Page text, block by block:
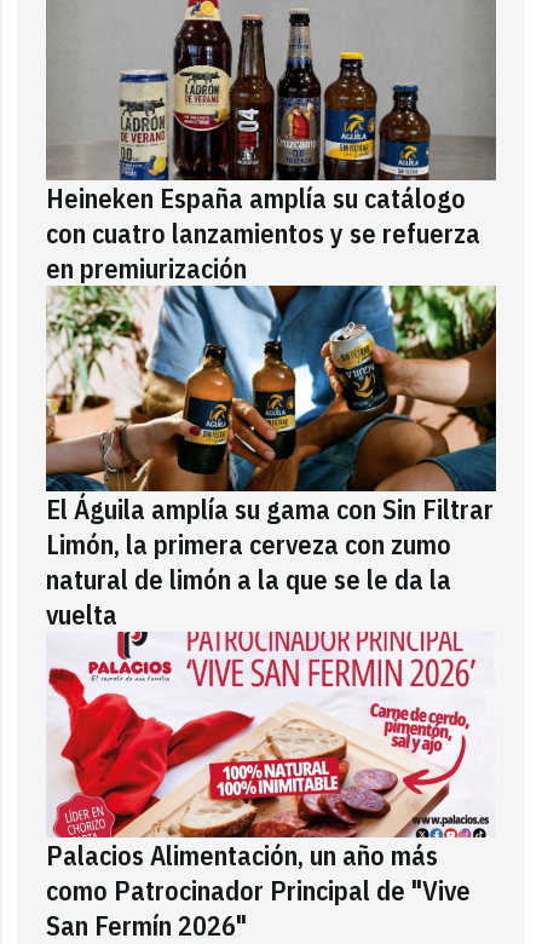
Heineken España amplía su catálogo
con cuatro lanzamientos y se refuerza
en premiurización
El Águila amplía su gama con Sin Filtrar
Limón, la primera cerveza con zumo
natural de limón a la que se le da la
vuelta
Palacios Alimentación, un año más
como Patrocinador Principal de "Vive
San Fermín 2026"